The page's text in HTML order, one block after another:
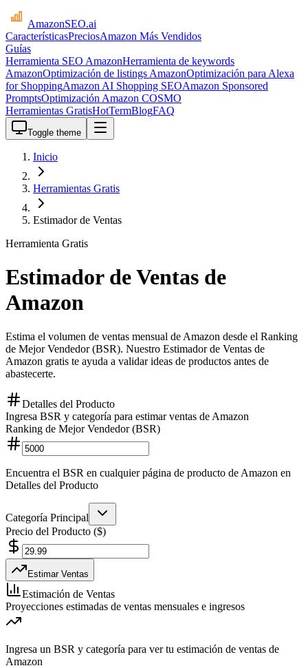
AmazonSEO.ai
CaracterísticasPreciosAmazon Más Vendidos
Guías
Herramienta SEO AmazonHerramienta de keywords
AmazonOptimización de listings AmazonOptimización para Alexa
for ShoppingAmazon AI Shopping SEOAmazon Sponsored
PromptsOptimización Amazon COSMO
Herramientas GratisHotTermBlogFAQ
Toggle theme
Inicio
Herramientas Gratis
Estimador de Ventas
Herramienta Gratis
Estimador de Ventas de
Amazon
Estima el volumen de ventas mensual de Amazon desde el Ranking
de Mejor Vendedor (BSR). Nuestro Estimador de Ventas de
Amazon gratis te ayuda a validar ideas de productos antes de
abastecerte.
Detalles del Producto
Ingresa BSR y categoría para estimar ventas de Amazon
Ranking de Mejor Vendedor (BSR)
Encuentra el BSR en cualquier página de producto de Amazon en
Detalles del Producto
Categoría Principal
Precio del Producto ($)
Estimar Ventas
Estimación de Ventas
Proyecciones estimadas de ventas mensuales e ingresos
Ingresa un BSR y categoría para ver tu estimación de ventas de
Amazon